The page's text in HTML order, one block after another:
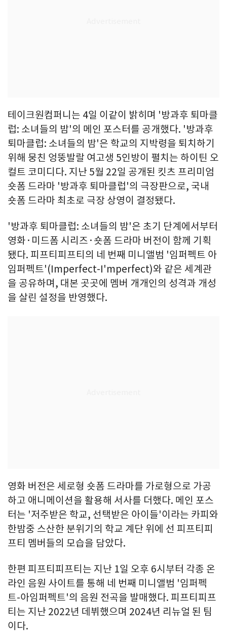
테이크원컴퍼니는 4일 이같이 밝히며 '방과후 퇴마클
럽: 소녀들의 밤'의 메인 포스터를 공개했다. '방과후
퇴마클럽: 소녀들의 밤'은 학교의 지박령을 퇴치하기
위해 뭉친 엉뚱발랄 여고생 5인방이 펼치는 하이틴 오
컬트 코미디다. 지난 5월 22일 공개된 킷츠 프리미엄
숏폼 드라마 '방과후 퇴마클럽'의 극장판으로, 국내
숏폼 드라마 최초로 극장 상영이 결정됐다.
'방과후 퇴마클럽: 소녀들의 밤'은 초기 단계에서부터
영화·미드폼 시리즈·숏폼 드라마 버전이 함께 기획
됐다. 피프티피프티의 네 번째 미니앨범 '임퍼펙트 아
임퍼펙트'(Imperfect-I'mperfect)와 같은 세계관
을 공유하며, 대본 곳곳에 멤버 개개인의 성격과 개성
을 살린 설정을 반영했다.
영화 버전은 세로형 숏폼 드라마를 가로형으로 가공
하고 애니메이션을 활용해 서사를 더했다. 메인 포스
터는 '저주받은 학교, 선택받은 아이들'이라는 카피와
한밤중 스산한 분위기의 학교 계단 위에 선 피프티피
프티 멤버들의 모습을 담았다.
한편 피프티피프티는 지난 1일 오후 6시부터 각종 온
라인 음원 사이트를 통해 네 번째 미니앨범 '임퍼펙
트-아임퍼펙트'의 음원 전곡을 발매했다. 피프티피프
티는 지난 2022년 데뷔했으며 2024년 리뉴얼 된 팀
이다.